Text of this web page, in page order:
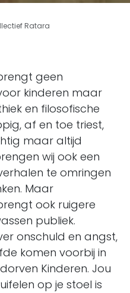
Ratara
geen
kinderen maar
en filosofische
af en toe triest,
maar altijd
wij ook een
te omringen
Maar
ook ruigere
publiek.
onschuld en angst,
komen voorbij in
Kinderen. Jou
op je stoel is